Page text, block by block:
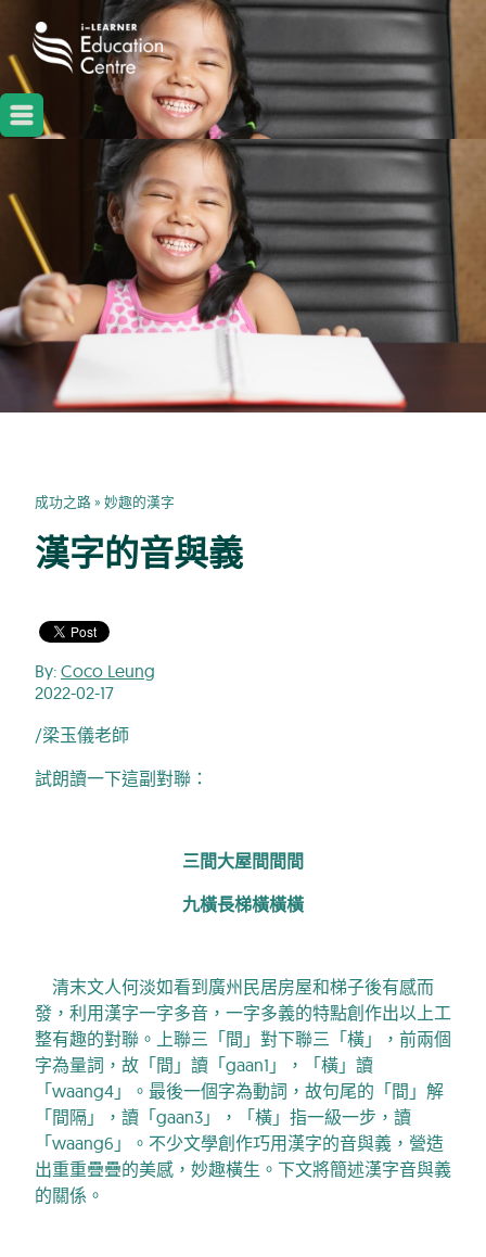
成功之路» 妙趣的漢字
漢字的音與義
By: Coco Leung
2022-02-17
/梁玉儀老師
試朗讀一下這副對聯：
三間大屋間間間
九橫長梯橫橫橫
清末文人何淡如看到 廣州 民居房屋和梯子後有感而
發，利用漢字一字多音，一字多義的特點創作出以上工
整有趣的對聯。上聯三「間」對下聯三「橫」，前兩個
字為量詞，故「間」讀「gaan1」，「橫」讀
「waang4」。最後一個字為動詞，故句尾的「間」解
「間隔」，讀「gaan3」，「橫」指一級一步，讀
「waang6」。不少文學創作巧用漢字的音與義，營造
出重重疊疊的美感，妙趣橫生。下文將簡述漢字音與義
的關係。